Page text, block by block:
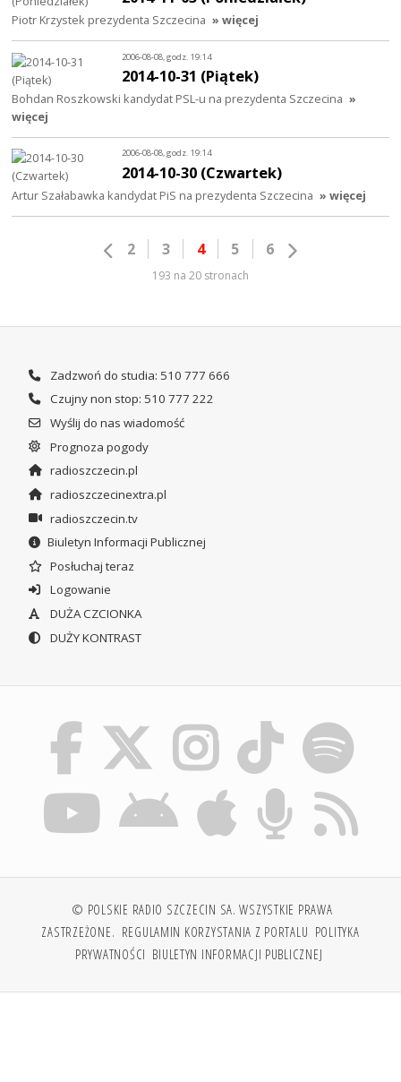
Piotr Krzystek prezydenta Szczecina » więcej
2006-08-08, godz. 19:14
2014-10-31 (Piątek)
Bohdan Roszkowski kandydat PSL-u na prezydenta Szczecina »
więcej
2006-08-08, godz. 19:14
2014-10-30 (Czwartek)
Artur Szałabawka kandydat PiS na prezydenta Szczecina » więcej
2 3 4 5 6
193 na 20 stronach
Zadzwoń do studia: 510 777 666
Czujny non stop: 510 777 222
Wyślij do nas wiadomość
Prognoza pogody
radioszczecin.pl
radioszczecinextra.pl
radioszczecin.tv
Biuletyn Informacji Publicznej
Posłuchaj teraz
Logowanie
DUŻA CZCIONKA
DUŻY KONTRAST
© POLSKIE RADIO SZCZECIN SA. WSZYSTKIE PRAWA
ZASTRZEŻONE. REGULAMIN KORZYSTANIA Z PORTALU POLITYKA
PRYWATNOŚCI BIULETYN INFORMACJI PUBLICZNEJ